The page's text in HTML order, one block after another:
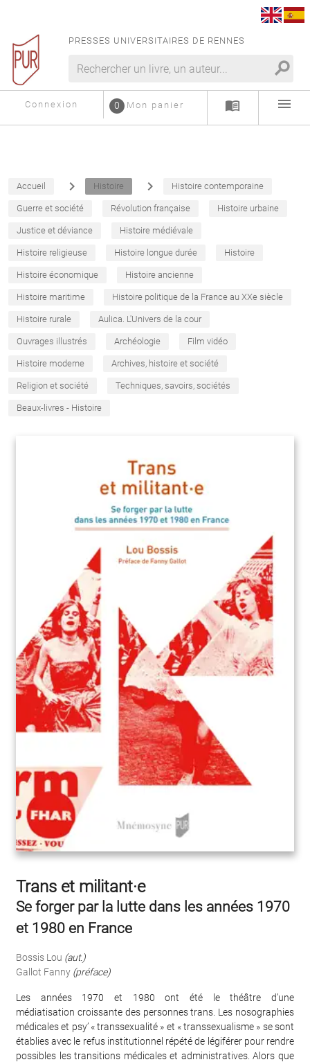
PRESSES UNIVERSITAIRES DE RENNES
search
Connexion Mon panier
0 menu_book menu
Accueil navigate_next Histoire navigate_next Histoire contemporaine
Guerre et société Révolution française Histoire urbaine
Justice et déviance Histoire médiévale
Histoire religieuse Histoire longue durée Histoire
Histoire économique Histoire ancienne
Histoire maritime Histoire politique de la France au XXe siècle
Histoire rurale Aulica. L'Univers de la cour
Ouvrages illustrés Archéologie Film vidéo
Histoire moderne Archives, histoire et société
Religion et société Techniques, savoirs, sociétés
Beaux-livres - Histoire
Trans et militant·e
Se forger par la lutte dans les années 1970
et 1980 en France
Bossis Lou (aut.)
Gallot Fanny (préface)
Les années 1970 et 1980 ont été le théâtre d’une
médiatisation croissante des personnes trans. Les nosographies
médicales et psy’ « transsexualité » et « transsexualisme » se sont
établies avec le refus institutionnel répété de légiférer pour rendre
possibles les transitions médicales et administratives. Alors que